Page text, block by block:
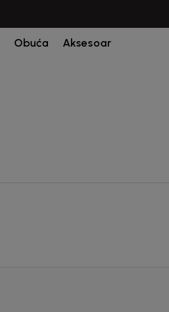
Obuća Aksesoar